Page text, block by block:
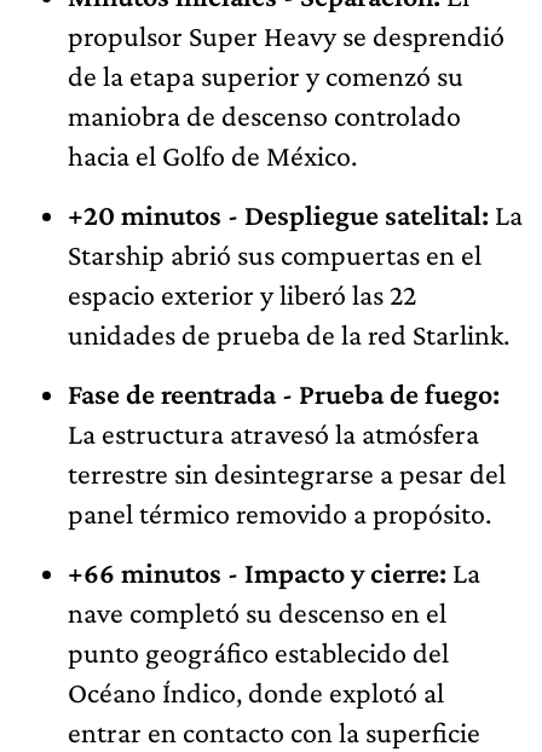
propulsor Super Heavy se desprendió
de la etapa superior y comenzó su
maniobra de descenso controlado
hacia el Golfo de México.
+20 minutos - Despliegue satelital: La
Starship abrió sus compuertas en el
espacio exterior y liberó las 22
unidades de prueba de la red Starlink.
Fase de reentrada - Prueba de fuego:
La estructura atravesó la atmósfera
terrestre sin desintegrarse a pesar del
panel térmico removido a propósito.
+66 minutos - Impacto y cierre: La
nave completó su descenso en el
punto geográfico establecido del
Océano Índico, donde explotó al
entrar en contacto con la superficie